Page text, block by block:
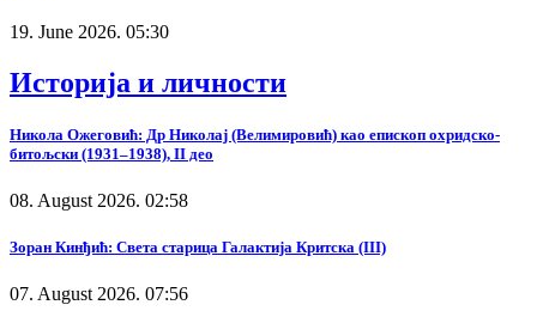
19. June 2026. 05:30
Историја и личности
Никола Ожеговић: Др Николај (Велимировић) као епископ охридско-
битољски (1931–1938), II део
08. August 2026. 02:58
Зоран Кинђић: Света старица Галактија Критска (III)
07. August 2026. 07:56